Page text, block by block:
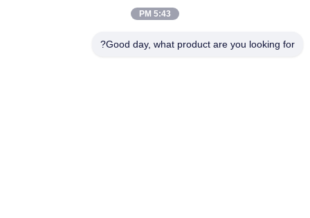
عنوان
5:43 PM
Good day, what product are you looking for?